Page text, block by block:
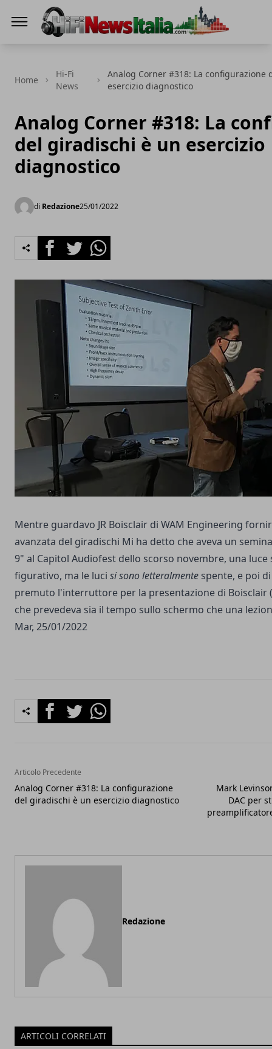
Home
Hi-Fi
News
Analog Corner #318: La configurazione
esercizio diagnostico
Analog Corner #318: La
del giradischi è un esercizio
diagnostico
di Redazione25/01/2022
FacebookTwitterWhatsapp
Mentre guardavo JR Boisclair di WAM Engineering
avanzata del giradischi Mi ha detto che aveva un
9" al Capitol Audiofest dello scorso novembre, una luce
figurativo, ma le luci si sonoletteralmente spente, e poi
premuto l'interruttore per la presentazione di Boisclair
che prevedeva sia il tempo sullo schermo che una
Mar, 25/01/2022
FacebookTwitterWhatsapp
Articolo Precedente
Analog Corner #318: La configurazione
del giradischi è un esercizio diagnostico
Mark
DAC per
Redazione
ARTICOLI CORRELATI